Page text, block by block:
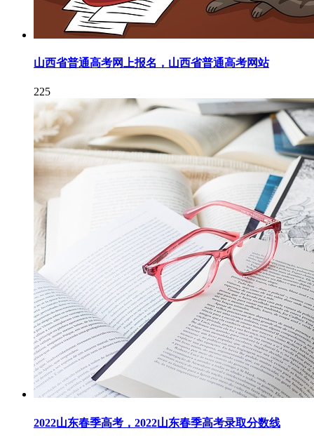
山西省普通高考网上报名，山西省普通高考网站
225
2022山东春季高考，2022山东春季高考录取分数线